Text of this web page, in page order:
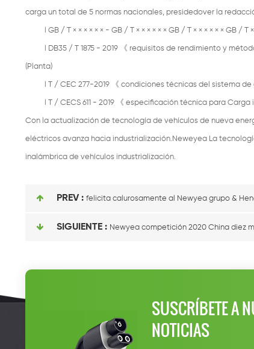
carga un total de 5 normas nacionales, presidedover la
l GB / T × × × × × × - GB / T × × × × × × GB / T × × × × × × GB / T
DB35 / T 1875 -2019 《 requisitos de rendimiento y
(Planta)
T / CEC 277-2019 《condiciones técnicas del sistema
T / CECS 611 -2019 《especificación técnica para Carga
Con la actualización de tecnología de vehículos de nueva
eléctricos avanza hacia industrialización.Neweyea La
inalámbrica de vehículos industrialización.
PREV : felicita calurosamente al Newyea grupo &
SIGUIENTE : Newyea competición 2020 China diez
SUSCRÍBETE A
NOTICIAS